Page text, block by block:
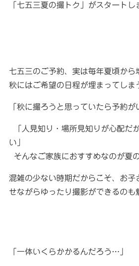
「七五三夏の撮トク」がスタートし
七五三のご予約、実は毎年夏頃から
秋にはご希望の日程が埋まってしま
「秋に撮ろうと思っていたら予約
「人見知り・場所見知りが心配だ
い」
そんなご家族におすすめなのが夏
混雑の少ない時期だからこそ、お子
せながらゆったり撮影ができるのも
「一体いくらかかるんだろう…」